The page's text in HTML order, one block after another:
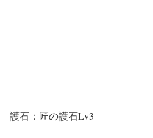
護石：匠の護石Lv3